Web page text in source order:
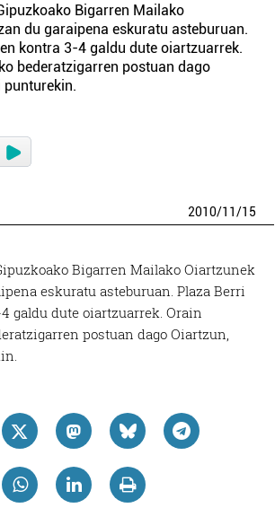
Bigarren Mailako
du garaipena eskuratu asteburuan.
kontra 3-4 galdu dute oiartzuarrek.
bederatzigarren postuan dago
punturekin.
2010/11/15
Bigarren Mailako Oiartzunek
eskuratu asteburuan. Plaza Berri
galdu dute oiartzuarrek. Orain
postuan dago Oiartzun,